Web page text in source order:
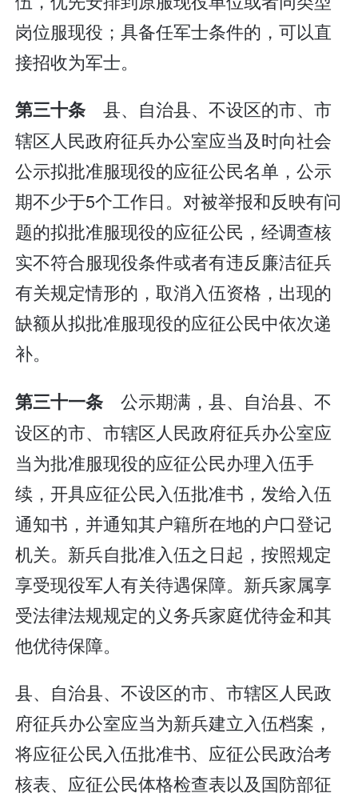
岗位服现役；具备任军士条件的，可以直
接招收为军士。
第三十条 县、自治县、不设区的市、市
辖区人民政府征兵办公室应当及时向社会
公示拟批准服现役的应征公民名单，公示
期不少于5个工作日。对被举报和反映有问
题的拟批准服现役的应征公民，经调查核
实不符合服现役条件或者有违反廉洁征兵
有关规定情形的，取消入伍资格，出现的
缺额从拟批准服现役的应征公民中依次递
补。
第三十一条 公示期满，县、自治县、不
设区的市、市辖区人民政府征兵办公室应
当为批准服现役的应征公民办理入伍手
续，开具应征公民入伍批准书，发给入伍
通知书，并通知其户籍所在地的户口登记
机关。新兵自批准入伍之日起，按照规定
享受现役军人有关待遇保障。新兵家属享
受法律法规规定的义务兵家庭优待金和其
他优待保障。
县、自治县、不设区的市、市辖区人民政
府征兵办公室应当为新兵建立入伍档案，
将应征公民入伍批准书、应征公民政治考
核表、应征公民体格检查表以及国防部征